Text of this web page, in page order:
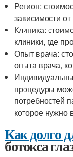
Регион:
зависимости
Клиника:
клиники, где
Опыт врача:
опыта врача,
процедуры
потребностей
которое нужно
Как долго
ботокса